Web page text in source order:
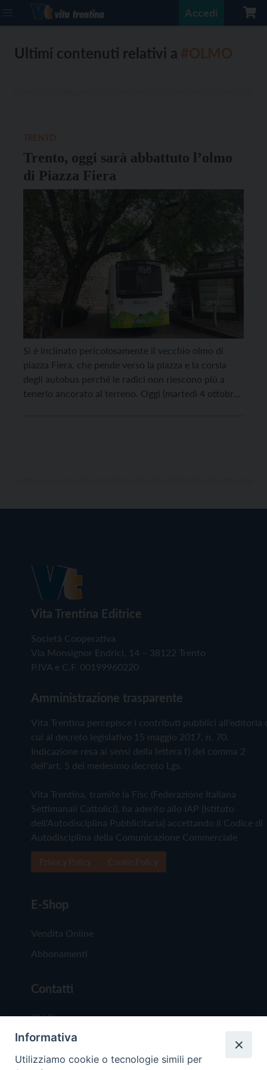
Accedi
Ultimi contenuti relativi a
Trento, oggi sarà abbattuto l’olmo
di Piazza Fiera
Si è inclinato pericolosamente il vecchio olmo di
piazza Fiera, che pende verso la piazza e la corsia
degli autobus perché le radici non riescono più a
tenerlo ancorato al terreno. Oggi (martedì 4 ottobre)
Vita Trentina Editrice
Società Cooperativa
Via Monsignor Endrici, 14 – 38122 Trento
P.IVA e C.F. 00199960220
Amministrazione trasparente
Vita Trentina percepisce i contributi pubblici all'editoria
cui al decreto legislativo 15 maggio 2017, n. 70.
Indicazione resa ai sensi della lettera f) del comma 2
dell'art. 5 del medesimo decreto Lgs.
Vita Trentina, tramite la Fisc (Federazione Italiana
Settimanali Cattolici), ha aderito allo IAP (Istituto
dell'Autodisciplina Pubblicitaria) accettando il Codice di
Autodisciplina della Comunicazione Commerciale
E-Shop
Vendita Online
Abbonamenti
Contatti
Chi Siamo
Redazione
Scrivici
Informativa
Utilizziamo cookie o tecnologie simili per